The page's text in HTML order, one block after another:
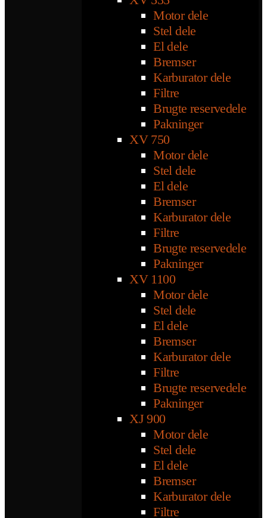
Motor dele
Stel dele
El dele
Bremser
Karburator dele
Filtre
Brugte reservedele
Pakninger
XV 750
Motor dele
Stel dele
El dele
Bremser
Karburator dele
Filtre
Brugte reservedele
Pakninger
XV 1100
Motor dele
Stel dele
El dele
Bremser
Karburator dele
Filtre
Brugte reservedele
Pakninger
XJ 900
Motor dele
Stel dele
El dele
Bremser
Karburator dele
Filtre